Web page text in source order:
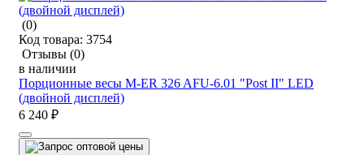
(0)
Код товара: 3754
Отзывы (0)
в наличии
Порционные весы M-ER 326 AFU-6.01 "Post II" LED
(двойной дисплей)
6 240 ₽